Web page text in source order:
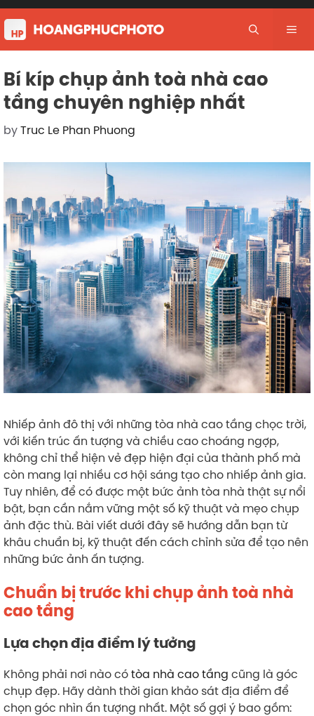
Skip
to
content
Bí kíp chụp ảnh toà nhà cao
tầng chuyên nghiệp nhất
byTruc Le Phan Phuong
Nhiếp ảnh đô thị với những tòa nhà cao tầng chọc trời,
với kiến trúc ấn tượng và chiều cao choáng ngợp,
không chỉ thể hiện vẻ đẹp hiện đại của thành phố mà
còn mang lại nhiều cơ hội sáng tạo cho nhiếp ảnh gia.
Tuy nhiên, để có được một bức ảnh tòa nhà thật sự nổi
bật, bạn cần nắm vững một số kỹ thuật và mẹo chụp
ảnh đặc thù. Bài viết dưới đây sẽ hướng dẫn bạn từ
khâu chuẩn bị, kỹ thuật đến cách chỉnh sửa để tạo nên
những bức ảnh ấn tượng.
Chuẩn bị trước khi chụp ảnh toà nhà
cao tầng
Lựa chọn địa điểm lý tưởng
Không phải nơi nào cótòa nhà cao tầng cũng là góc
chụp đẹp. Hãy dành thời gian khảo sát địa điểm để
chọn góc nhìn ấn tượng nhất. Một số gợi ý bao gồm: